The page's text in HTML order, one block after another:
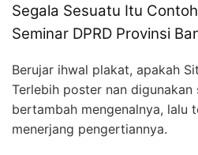
Segala Sesuatu Itu
Seminar DPRD Provinsi
Berujar ihwal plakat, apakah
Terlebih poster nan digunakan
bertambah mengenalnya, lalu
menerjang pengertiannya.